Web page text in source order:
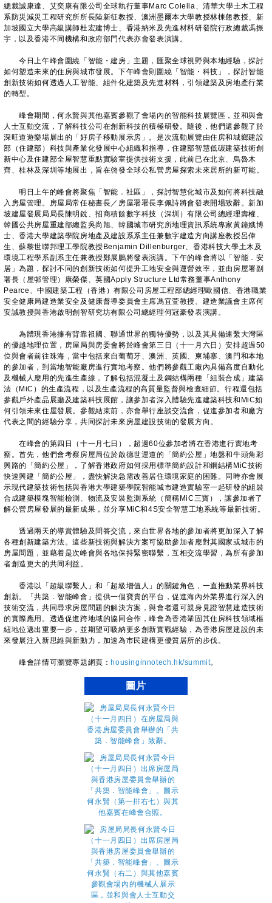
總裁誠康達、艾奕康有限公司全球執行董事Marc Colella、清華大學土木工程
系防災減災工程研究所所長陸新征教授、澳洲墨爾本大學教授林棟翹教授、新
加坡國立大學高級講師杜宏建博士、香港納米及先進材料研發院行政總裁馮振
宇，以及香港不同機構和政府部門代表亦會發表演講。
今日上午峰會圍繞「智能・建房」主題，匯聚全球視野與本地經驗，探討
如何塑造未來的住房與城市發展。下午峰會則圍繞「智能・科技」，探討智能
創新技術如何透過人工智能、組件化建築及先進材料，引領建築及房地產行業
的轉型。
峰會期間，何永賢與其他嘉賓參觀了會場內的智能科技展覽區，並和與會
人士互動交流，了解科技公司在創新科技的積極研發。隨後，他們還參觀了於
深旺道遊樂場展出的「好房子移動展示房」。是次流動展覽由住房和城鄉建設
部（住建部）科技與產業化發展中心組織和指導，住建部智慧低碳建築技術創
新中心及住建部全屋智慧重點實驗室提供技術支援，此前已在北京、烏魯木
齊、桂林及深圳等地展出，旨在啓發全球公私營房屋探索未來居所的新可能。
明日上午的峰會將聚焦「智能．社區」，探討智慧化城市及如何將科技融
入房屋管理。房屋局常任秘書長／房屋署署長李佩詩將會發表開場致辭。新加
坡建屋發展局局長陳明銳、招商積餘數字科技（深圳）有限公司總經理壽權、
韓國公共房屋重建部總監吳尚旭、韓國城市研究所地理資訊系統專家黃鐘娥博
士、香港大學建築學院房地產及建設系系主任兼數字建造方向講座教授呂偉
生、蘇黎世聯邦理工學院教授Benjamin Dillenburger、香港科技大學土木及
環境工程學系副系主任兼教授鄭展鵬將發表演講。下午的峰會將以「智能．安
居」為題，探討不同的創新技術如何提升工地安全與運營效率，並由房屋署副
署長（屋邨管理）康榮傑、英國Apply Structure Ltd常務董事Anthony
Pearce、中國建築工程（香港）有限公司房屋工程部總經理歐國信、香港職業
安全健康局建造業安全及健康督導委員會主席馮宜萱教授、建造業議會主席何
安誠教授與香港啟明創智研究坊有限公司總經理何冠豪發表演講。
為體現香港擁有背靠祖國、聯通世界的獨特優勢，以及其具備連繫大灣區
的優越地理位置，房屋局與房委會將於峰會第三日（十一月六日）安排超過50
位與會者前往珠海，當中包括來自葡萄牙、澳洲、英國、柬埔寨、澳門和本地
的參加者，到當地智能廠房進行實地考察。他們將參觀工廠內具備高度自動化
及機械人應用的先進生產線，了解包括混凝土及鋼結構兩種「組裝合成」建築
法（MiC）的生產流程，以及生產流程的高質量監督與檢查細節。行程還包括
參觀戶外產品展廳及建築科技展館，讓參加者深入體驗先進建築科技和MiC如
何引領未來住屋發展。參觀結束前，亦會舉行座談交流會，促進參加者和廠方
代表之間的經驗分享，共同探討未來房屋建設技術的發展方向。
在峰會的第四日（十一月七日），超過60位參加者將在香港進行實地考
察。首先，他們會考察房屋局位於啟德世運道的「簡約公屋」地盤和牛頭角彩
興路的「簡約公屋」，了解香港政府如何採用標準簡約設計和鋼結構MiC技術
快速興建「簡約公屋」，盡快解決急需改善居住環境家庭的困難。同時亦會展
示現代建築技術包括與香港大學建築學院智能城市建造實驗室一起研發的組裝
合成建築模塊智能檢測、物流及安裝監測系統（簡稱MiC三寶），讓參加者了
解公營房屋發展的最新成果，並分享MiC和4S安全智慧工地系統等最新技術。
透過兩天的導賞體驗及問答交流，來自世界各地的參加者將更加深入了解
各種創新建築方法。這些新技術與解決方案可協助參加者應對其國家或城市的
房屋問題，並藉着是次峰會與各地保持緊密聯繫，互相交流學習，為所有參加
者創造更大的共同利益。
香港以「超級聯繫人」和「超級增值人」的關鍵角色，一直推動業界科技
創新。「共築．智能峰會」提供一個寶貴的平台，促進海內外業界進行深入的
技術交流，共同尋求房屋問題的解決方案，與會者還可親身見證智慧建造技術
的實際應用。透過促進跨地域的協同合作，峰會為香港鞏固其住房科技領域樞
紐地位邁出重要一步，並期望可吸納更多創新實戰經驗，為香港房屋建設的未
來發展注入新思維與新動力，加速為市民建構更優質居所的步伐。
峰會詳情可瀏覽專題網頁： housinginnotech.hk/summit。
圖片